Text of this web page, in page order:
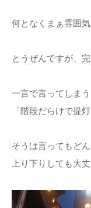
何となくまぁ雰囲
とうぜんですが、
一言で言ってしまう
「階段だらけで提
そうは言ってもど
上り下りしても大